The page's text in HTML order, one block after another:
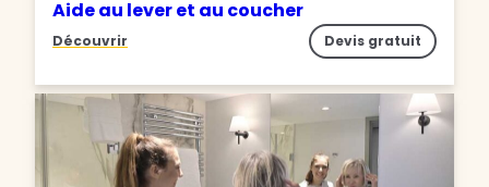
Aide au lever et au coucher
Découvrir Devis gratuit